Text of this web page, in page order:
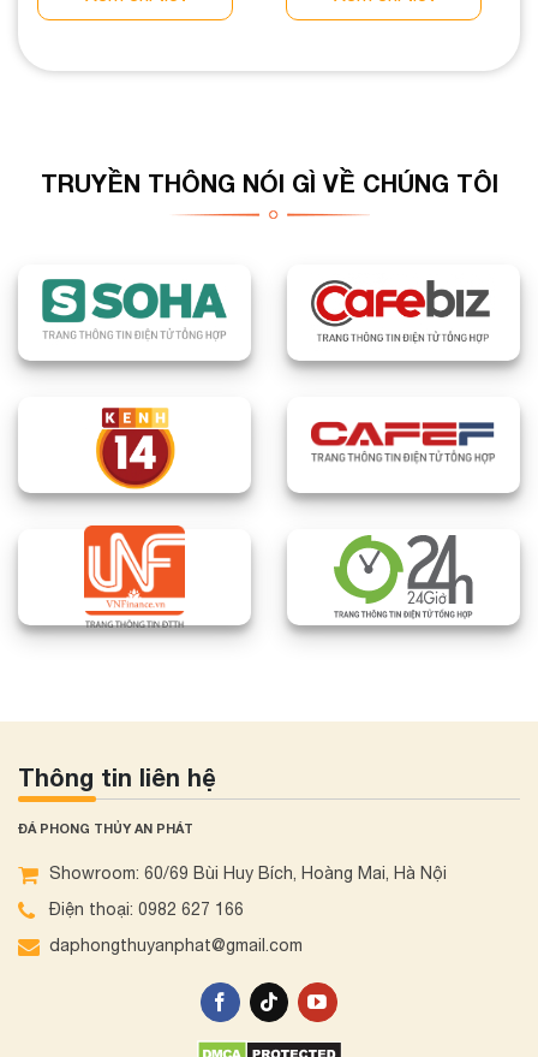
TRUYỀN THÔNG NÓI GÌ VỀ CHÚNG TÔI
Thông tin liên hệ
ĐÁ PHONG THỦY AN PHÁT
Showroom: 60/69 Bùi Huy Bích, Hoàng Mai, Hà Nội
Điện thoại: 0982 627 166
daphongthuyanphat@gmail.com